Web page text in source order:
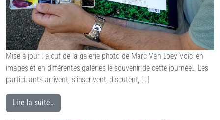
Mise à jour : ajout de la galerie photo de Marc Van Loey Voici en
images et en différentes galeries le souvenir de cette journée… Les
participants arrivent, s’inscrivent, discutent, […]
Lire la suite…